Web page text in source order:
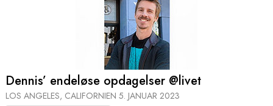
Dennis’ endeløse opdagelser @livet
LOS ANGELES, CALIFORNIEN 5. JANUAR 2023